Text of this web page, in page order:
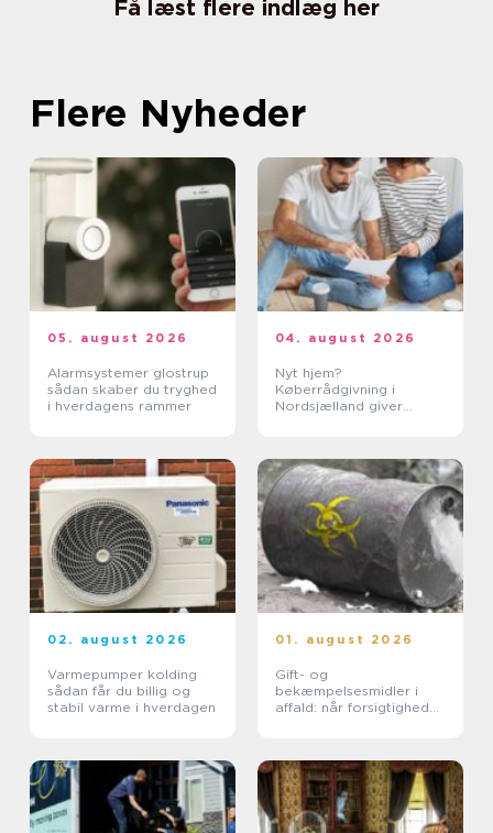
Få læst flere indlæg her
Flere Nyheder
05. august 2026
Alarmsystemer glostrup
sådan skaber du tryghed
i hverdagens rammer
04. august 2026
Nyt hjem?
Køberrådgivning i
Nordsjælland giver
02. august 2026
Varmepumper kolding
sådan får du billig og
stabil varme i hverdagen
01. august 2026
Gift- og
bekæmpelsesmidler i
affald: når forsigtighed